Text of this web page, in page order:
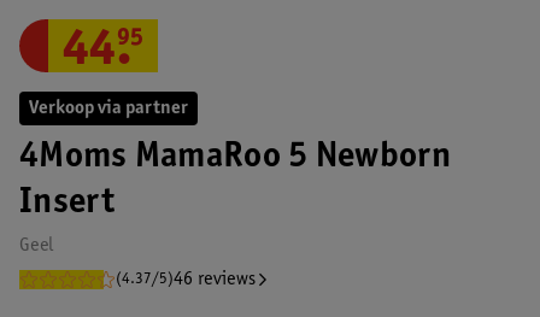
Verkoop via partner
4Moms MamaRoo 5 Newborn
Insert
Geel
(4.37/5)46 reviews
44.
95